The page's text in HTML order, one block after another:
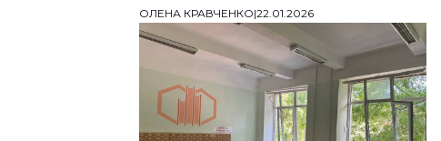
ОЛЕНА КРАВЧЕНКО|22.01.2026